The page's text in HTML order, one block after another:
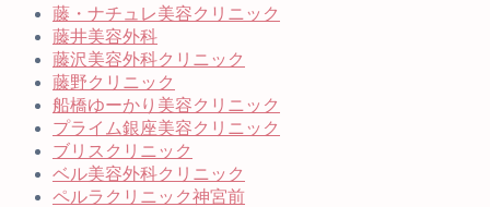
藤・ナチュレ美容クリニック
藤井美容外科
藤沢美容外科クリニック
藤野クリニック
船橋ゆーかり美容クリニック
プライム銀座美容クリニック
ブリスクリニック
ベル美容外科クリニック
ペルラクリニック神宮前